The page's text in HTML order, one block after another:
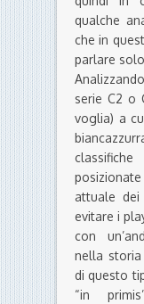
qualche
che in
parlare
serie C2 o
voglia) a
attuale dei
evitare i
con
nella
di questo
“in